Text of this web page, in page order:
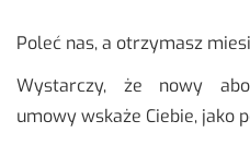
Poleć nas, a otrzy­masz
Wy­star­czy, że nowy
umowy wska­że Cie­bie, jako